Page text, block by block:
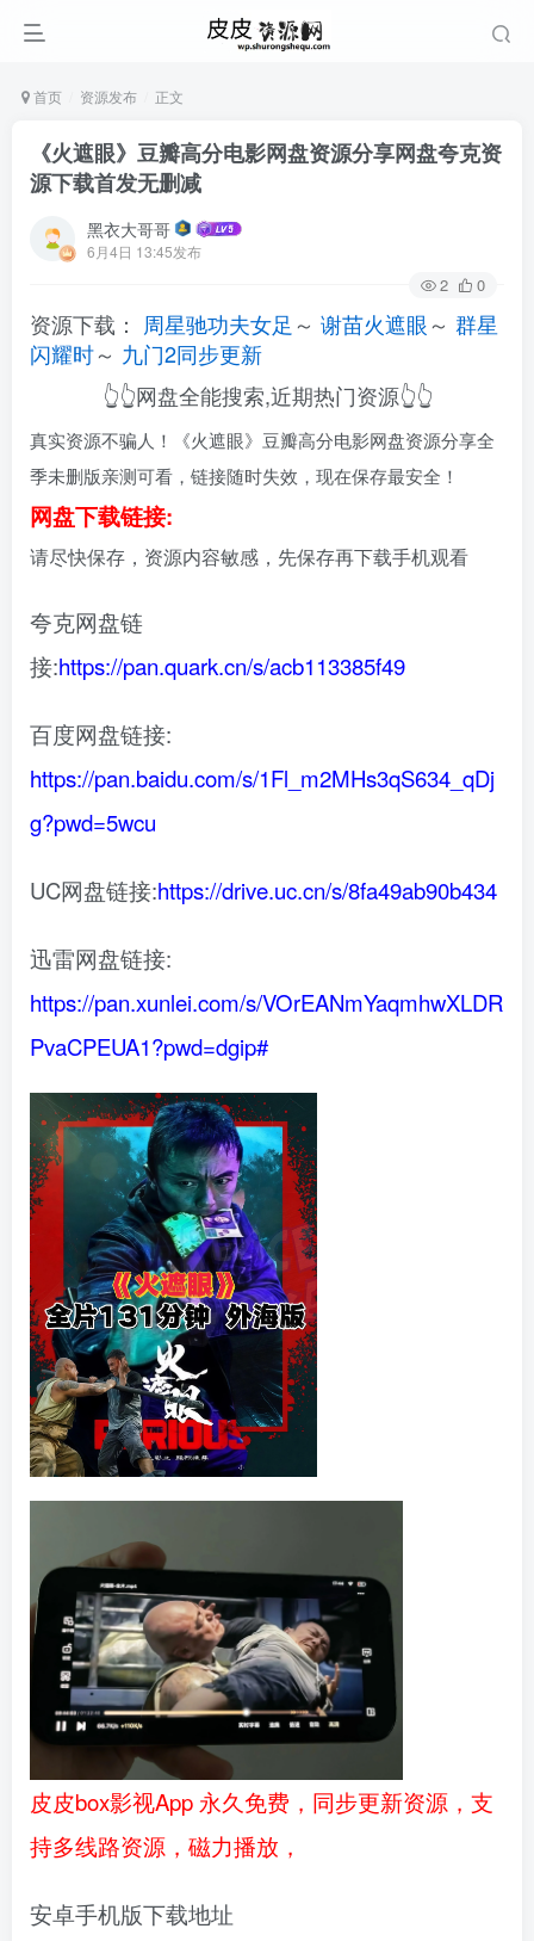
首页 资源发布 正文
《火遮眼》豆瓣高分电影网盘资源分享网盘夸克资
源下载首发无删减
黑衣大哥哥
6月4日 13:45发布
2 0
资源下载： 周星驰功夫女足 ～ 谢苗火遮眼～ 群星
闪耀时～ 九门2同步更新
👆👆网盘全能搜索,近期热门资源👆👆
真实资源不骗人！《火遮眼》豆瓣高分电影网盘资源分享全
季未删版亲测可看，链接随时失效，现在保存最安全！
网盘下载链接:
请尽快保存，资源内容敏感，先保存再下载手机观看
夸克网盘链
接:https://pan.quark.cn/s/acb113385f49
百度网盘链接:
https://pan.baidu.com/s/1Fl_m2MHs3qS634_qDj
g?pwd=5wcu
UC网盘链接:https://drive.uc.cn/s/8fa49ab90b434
迅雷网盘链接:
https://pan.xunlei.com/s/VOrEANmYaqmhwXLDR
PvaCPEUA1?pwd=dgip#
皮皮box影视App 永久免费，同步更新资源，支
持多线路资源，磁力播放，
安卓手机版下载地址